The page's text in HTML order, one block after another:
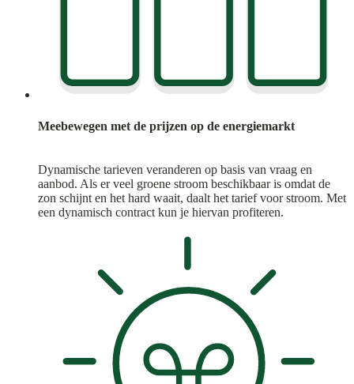
Meebewegen met de prijzen op de energiemarkt
Dynamische tarieven veranderen op basis van vraag en
aanbod. Als er veel groene stroom beschikbaar is omdat de
zon schijnt en het hard waait, daalt het tarief voor stroom. Met
een dynamisch contract kun je hiervan profiteren.